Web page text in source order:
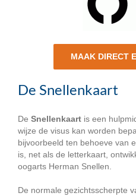
MAAK DIRECT
De Snellenkaart
De Snellenkaart is een
wijze de visus kan worden
bijvoorbeeld ten behoeve van
is, net als de letterkaart,
oogarts Herman Snellen.
De normale gezichtsscherpte